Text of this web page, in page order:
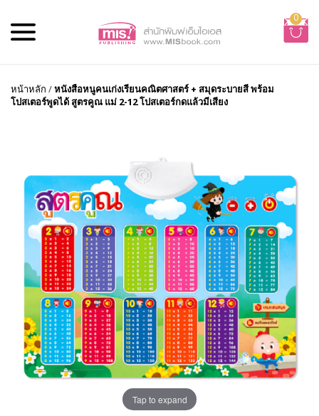
0
หน้าหลัก /หนังสือหนูคนเก่งเรียนคณิตศาสตร์ + สมุดระบายสี พร้อม
โปสเตอร์พูดได้ สูตรคูณ แม่ 2-12 โปสเตอร์กดแล้วมีเสียง
Tap to expand